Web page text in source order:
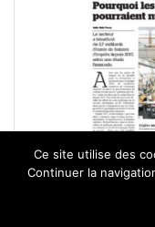
[Le
Ce site utilise des
Continuer la